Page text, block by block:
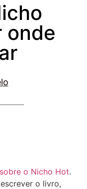
onde
o Nicho Hot.
o livro,